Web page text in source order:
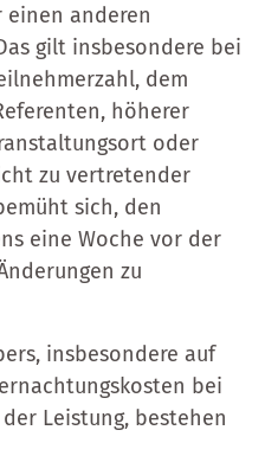
einen anderen
gilt insbesondere bei
dem
höherer
oder
zu vertretender
sich, den
eine Woche vor der
zu
insbesondere auf
bei
Leistung, bestehen